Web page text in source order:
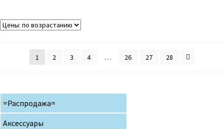
1 2 3 4 … 26 27 28
=Распродажа=
Аксессуары